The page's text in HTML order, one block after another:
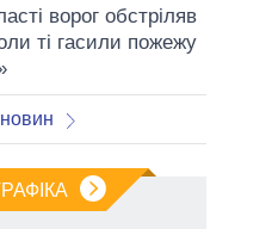
ворог обстріляв
ті гасили пожежу